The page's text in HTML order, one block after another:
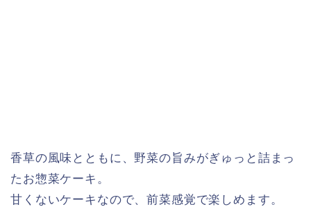
香草の風味とともに、野菜の旨みがぎゅっと詰まっ
たお惣菜ケーキ。
甘くないケーキなので、前菜感覚で楽しめます。